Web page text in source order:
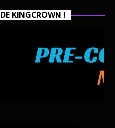
KINGCROWN !